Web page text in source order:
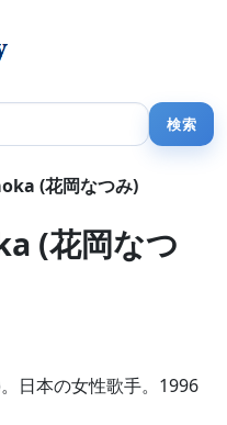
(花岡なつみ)
(花岡なつ
日本の女性歌手。1996